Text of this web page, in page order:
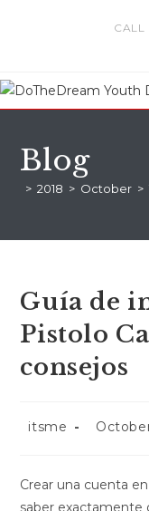
CALL
Blog
> 2018 > October >
Guía de
Pistolo
consejos
Post
itsme
Post
Crear una cuenta
saber exactamente